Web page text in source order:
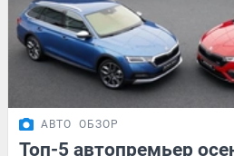
АВТО ОБЗОР
Топ-5 автопремьер